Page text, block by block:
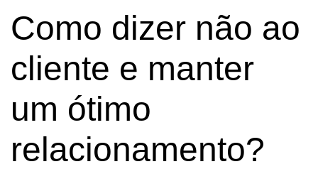
Como dizer não ao
cliente e manter
um ótimo
relacionamento?